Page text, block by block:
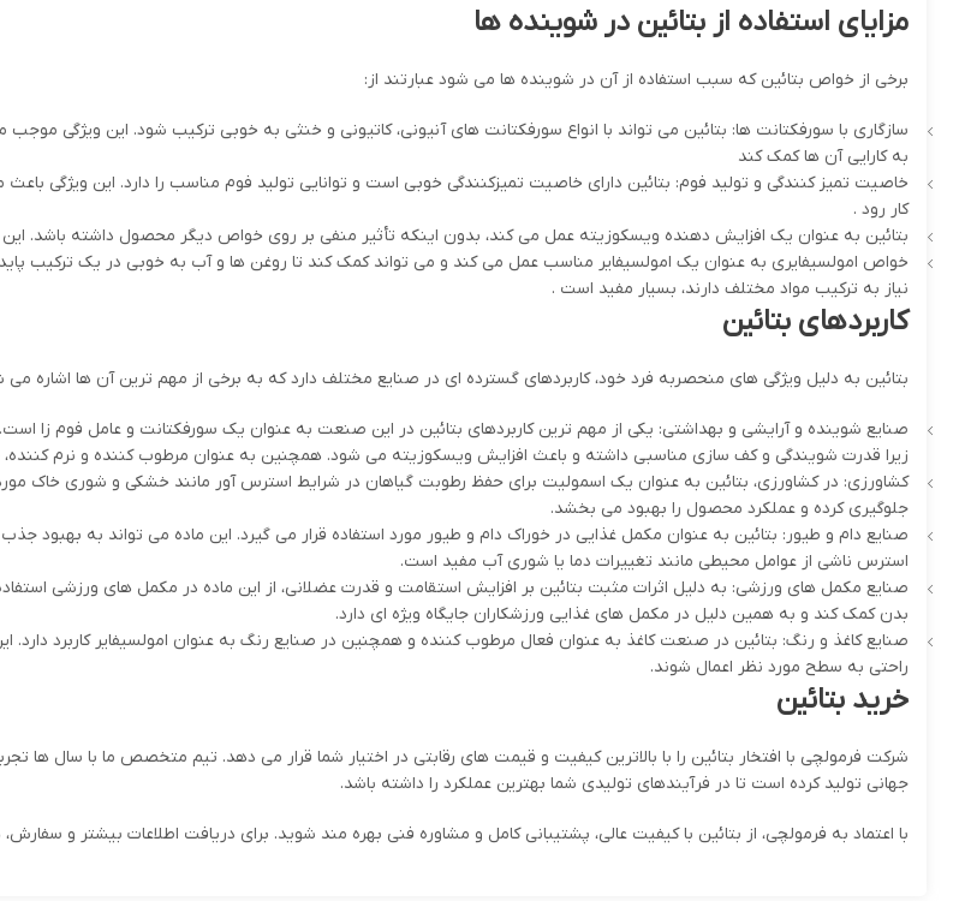
مزایای استفاده از بتائین در شوینده ها
برخی از خواص بتائین که سبب استفاده از آن در شوینده ها می شود عبارتند از:
سازگاری با سورفکتانت ها: بتائین می تواند با انواع سورفکتانت های آنیونی، کاتیونی و خنثی به خوبی ترکیب شود. این ویژگی
به کارایی آن ها کمک کند
خاصیت تمیز کنندگی و تولید فوم: بتائین دارای خاصیت تمیزکنندگی خوبی است و توانایی تولید فوم مناسب را دارد. این ویژگی
کار رود .
بتائین به عنوان یک افزایش دهنده ویسکوزیته عمل می کند، بدون اینکه تأثیر منفی بر روی خواص دیگر محصول داشته باشد.
خواص امولسیفایری به عنوان یک امولسیفایر مناسب عمل می کند و می تواند کمک کند تا روغن ها و آب به خوبی در یک ترکیب
نیاز به ترکیب مواد مختلف دارند، بسیار مفید است .
کاربردهای بتائین
بتائین به دلیل ویژگی های منحصربه فرد خود، کاربردهای گسترده ای در صنایع مختلف دارد که به برخی از مهم ترین آن ها اشاره می
صنایع شوینده و آرایشی و بهداشتی: یکی از مهم ترین کاربردهای بتائین در این صنعت به عنوان یک سورفکتانت و عامل فوم زا
زیرا قدرت شویندگی و کف سازی مناسبی داشته و باعث افزایش ویسکوزیته می شود. همچنین به عنوان مرطوب کننده و نرم
کشاورزی: در کشاورزی، بتائین به عنوان یک اسمولیت برای حفظ رطوبت گیاهان در شرایط استرس آور مانند خشکی و شوری خاک
جلوگیری کرده و عملکرد محصول را بهبود می بخشد.
صنایع دام و طیور: بتائین به عنوان مکمل غذایی در خوراک دام و طیور مورد استفاده قرار می گیرد. این ماده می تواند به
استرس ناشی از عوامل محیطی مانند تغییرات دما یا شوری آب مفید است.
صنایع مکمل های ورزشی: به دلیل اثرات مثبت بتائین بر افزایش استقامت و قدرت عضلانی، از این ماده در مکمل های ورزشی
بدن کمک کند و به همین دلیل در مکمل های غذایی ورزشکاران جایگاه ویژه ای دارد.
صنایع کاغذ و رنگ: بتائین در صنعت کاغذ به عنوان فعال مرطوب کننده و همچنین در صنایع رنگ به عنوان امولسیفایر کاربرد
راحتی به سطح مورد نظر اعمال شوند.
خرید بتائین
شرکت فرمولچی با افتخار بتائین را با بالاترین کیفیت و قیمت های رقابتی در اختیار شما قرار می دهد. تیم متخصص ما با سال ها
جهانی تولید کرده است تا در فرآیندهای تولیدی شما بهترین عملکرد را داشته باشد.
با اعتماد به فرمولچی، از بتائین با کیفیت عالی، پشتیبانی کامل و مشاوره فنی بهره مند شوید. برای دریافت اطلاعات بیشتر و